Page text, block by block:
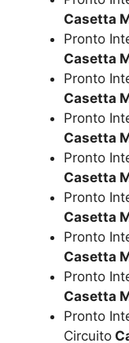
Casetta
Pronto
Casetta
Pronto
Casetta
Pronto
Casetta
Pronto
Casetta
Pronto
Casetta
Pronto
Casetta
Pronto
Casetta
Pronto
Circuito